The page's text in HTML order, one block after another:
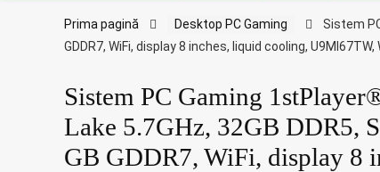
Prima pagină Desktop PC Gaming
Sistem
GDDR7, WiFi, display 8 inches, liquid cooling,
Sistem PC Gaming
Lake 5.7GHz, 32GB DDR5,
GB GDDR7, WiFi, display 8